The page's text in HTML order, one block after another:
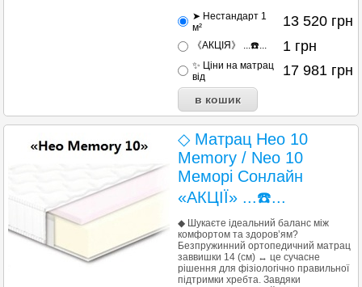
➤ Нестандарт 1
м²
13 520 грн
《АКЦІЯ》 ...☎️... 1 грн
✨ Ціни на матрац
від
17 981 грн
◇ Матрац Нео 10
Memory / Neo 10
Меморі Сонлайн
«АКЦІЇ» ...☎️...
◆ Шукаєте ідеальний баланс між
комфортом та здоров’ям?
Безпружинний ортопедичний матрац
заввишки 14 (см) ↔ це сучасне
рішення для фізіологічно правильної
підтримки хребта. Завдяки